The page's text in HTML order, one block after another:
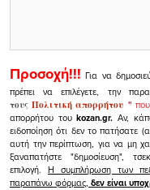
Προσοχή!!! Για να
πρέπει να επιλέγετε, την
τουςΠολιτική απορρήτου"
απορρήτου τουkozan.gr. Αν,
ειδοποίηση ότι δεν το πατήσατε
αυτή την περίπτωση, για να μη
ξαναπατήστε "δημοσίευση",
επιλογή.Η συμπλήρωση των
παραπάνω φόρμας, δεν είναι